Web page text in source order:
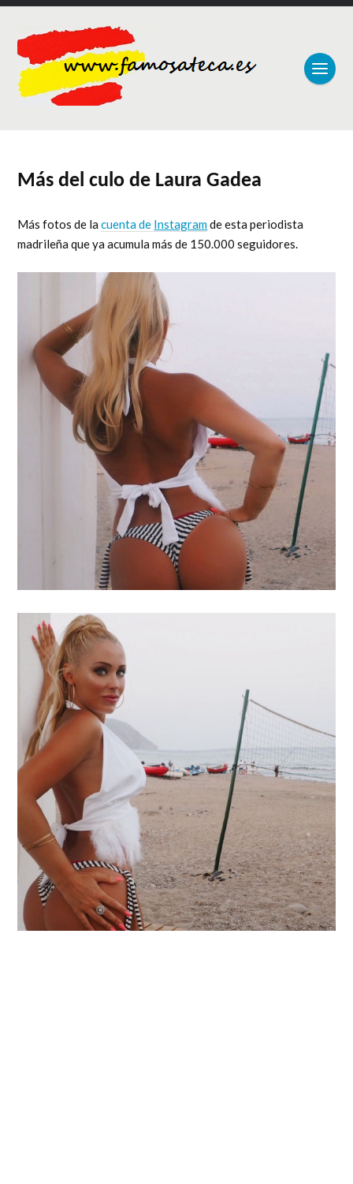
Más del culo de Laura Gadea
Más fotos de lacuenta de Instagramde esta periodista
madrileña que ya acumula más de 150.000 seguidores.